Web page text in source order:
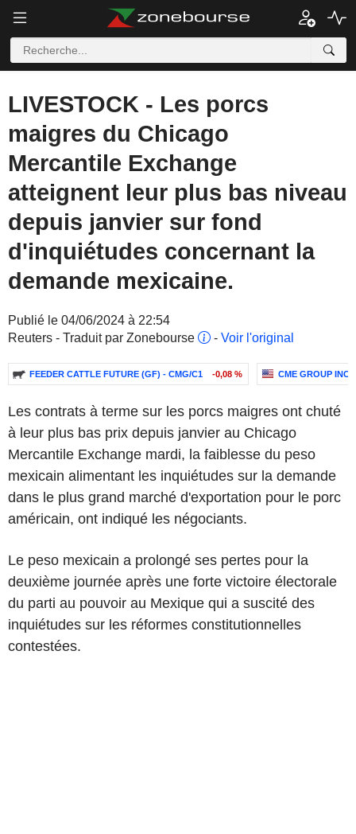
LIVESTOCK - Les porcs
maigres du Chicago
Mercantile Exchange
atteignent leur plus bas niveau
depuis janvier sur fond
d'inquiétudes concernant la
demande mexicaine.
Publié le 04/06/2024 à 22:54
Reuters - Traduit par Zonebourse
- Voir l'original
FEEDER CATTLE FUTURE (GF) - CMG/C1 -0,08 % CME GROUP INC.
Les contrats à terme sur les porcs maigres ont chuté
à leur plus bas prix depuis janvier au Chicago
Mercantile Exchange mardi, la faiblesse du peso
mexicain alimentant les inquiétudes sur la demande
dans le plus grand marché d'exportation pour le porc
américain, ont indiqué les négociants.
Le peso mexicain a prolongé ses pertes pour la
deuxième journée après une forte victoire électorale
du parti au pouvoir au Mexique qui a suscité des
inquiétudes sur les réformes constitutionnelles
contestées.